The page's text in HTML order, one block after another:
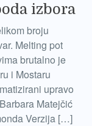
izbora
broju
Melting pot
brutalno je
i Mostaru
upravo
Matejčić
Verzija […]